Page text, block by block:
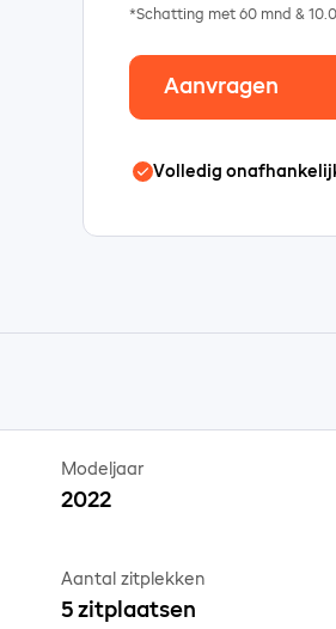
*Schatting met 60 mnd &
Aanvragen
Volledig
Modeljaar
2022
Aantal zitplekken
5 zitplaatsen